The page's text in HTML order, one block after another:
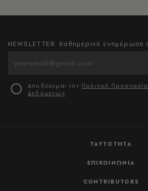
ΤΑΥΤΟΤΗΤΑ
ΕΠΙΚΟΙΝΩΝΙΑ
CONTRIBUTORS
NEWSLETTER: Καθημερινή
Αποδέχομαι την Πολιτική
Δεδομένων